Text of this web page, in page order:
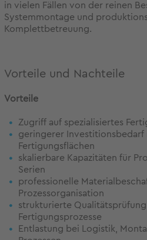
in vielen Fällen von der reinen
Systemmontage und
Komplettbetreuung.
Vorteile und Nachteile
Vorteile
Zugriff auf spezialisiertes
geringerer Investitionsbedarf
Fertigungsflächen
skalierbare Kapazitäten für
Serien
professionelle
Prozessorganisation
strukturierte
Fertigungsprozesse
Entlastung bei Logistik,